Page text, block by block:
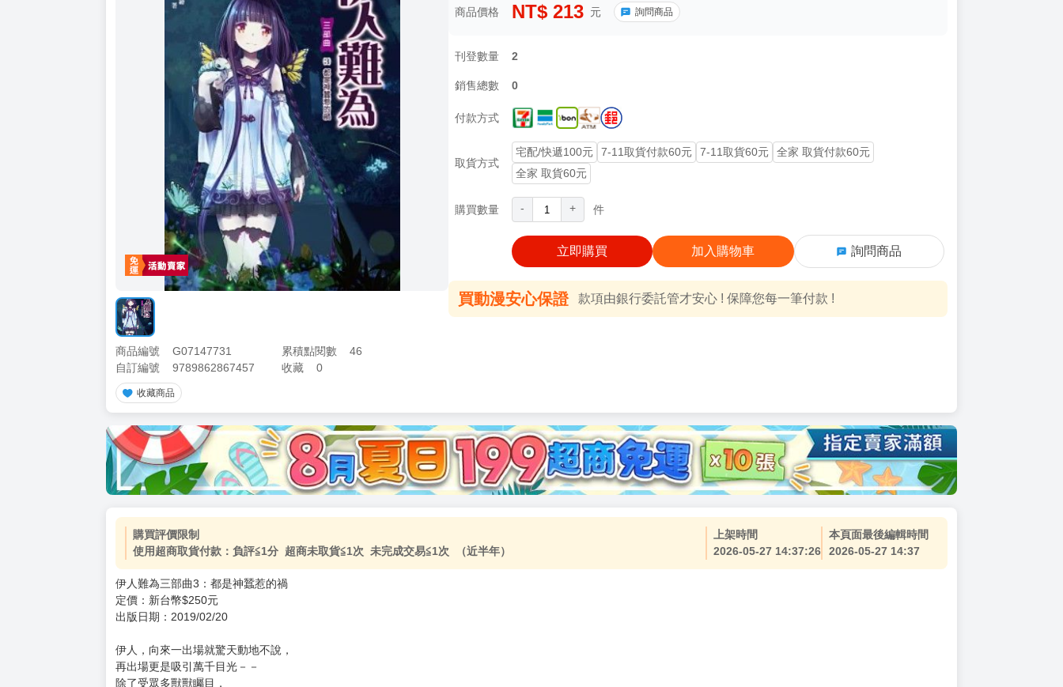
商品編號 G07147731 累積點閱數
46
自訂編號
9789862867457 收藏 0
收藏商品
商品價格 NT$ 213 元 詢問商品
刊登數量 2
銷售總數 0
付款方式
取貨方式
宅配/快遞100元 7-11取貨付款60元 7-11取貨60元
全家 取貨付款60元
全家 取貨60元
購買數量 - + 件
立即購買 加入購物車 詢問商品
買動漫安心保證 款項由銀行委託管才安心 ! 保障您每一筆付款 !
加價購 ( 共
(加購品) 買動漫★《$15元-加固紙箱包裝》
-